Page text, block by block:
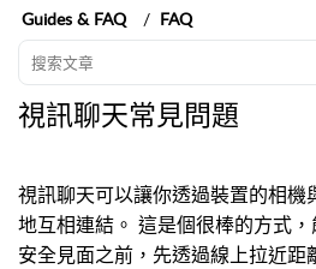
Guides & FAQ FAQ
視訊聊天常見問題
視訊聊天可以讓你透過裝置的相機
地互相連結。 這是個很棒的方式
安全見面之前，先透過線上拉近距